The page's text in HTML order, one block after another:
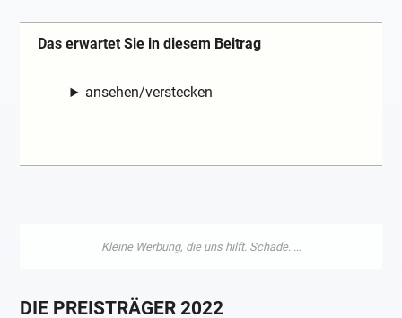
Das erwartet Sie in diesem Beitrag
ansehen/verstecken
DIE PREISTRÄGER 2022